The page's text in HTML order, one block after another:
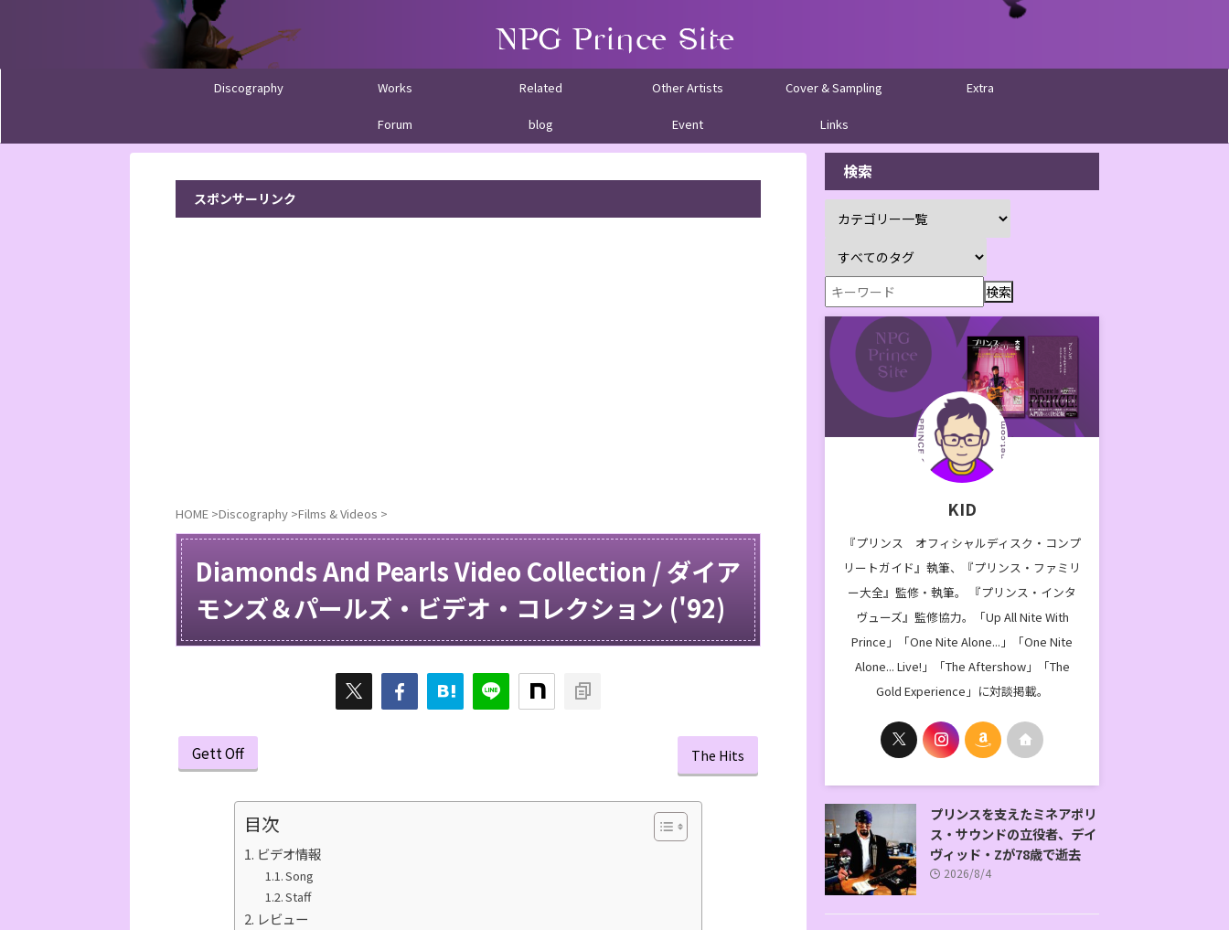
Discography Works Related Other Artists Cover & Sampling Extra
Forum blog Event Links
スポンサーリンク
HOME >Discography >Films & Videos >
Diamonds And Pearls Video Collection / ダイア
モンズ＆パールズ・ビデオ・コレクション ('92)
Gett Off The Hits
目次
ビデオ情報
Song
Staff
レビュー
検索
KID
『プリンス オフィシャルディスク・コンプ
リートガイド』執筆、『プリンス・ファミリ
ー大全』監修・執筆。 『プリンス・インタ
ヴューズ』監修協力。「Up All Nite With
Prince」「One Nite Alone...」「One Nite
Alone... Live!」「The Aftershow」「The
Gold Experience」に対談掲載。
プリンスを支えたミネアポリ
ス・サウンドの立役者、デイ
ヴィッド・Zが78歳で逝去
2026/8/4